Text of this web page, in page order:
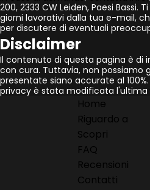
200, 2333 CW Leiden, Paesi
giorni lavorativi dalla tua e-mail,
per discutere di eventuali
Disclaimer
Il contenuto di questa pagina è di
con cura. Tuttavia, non possiamo
presentate siano accurate al
privacy è stata modificata l'ultima
Home
Riguardo a
Scopri
FAQ
Recensioni
Contatti